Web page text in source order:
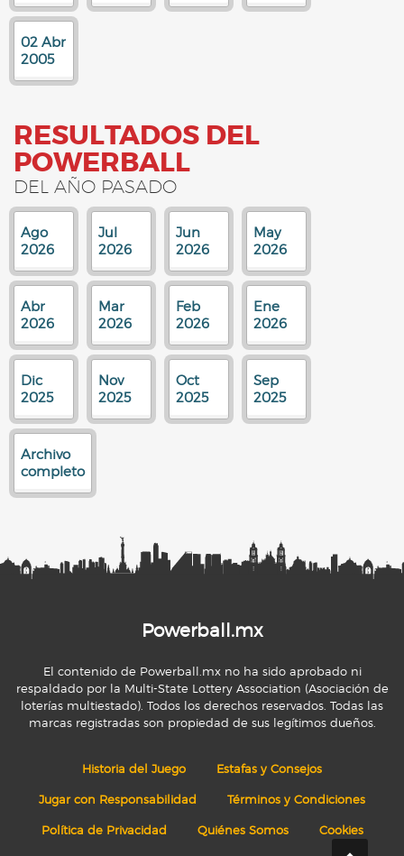
02 Abr
2005
RESULTADOS DEL
POWERBALL
DEL AÑO PASADO
Ago
2026
Jul
2026
Jun
2026
May
2026
Abr
2026
Mar
2026
Feb
2026
Ene
2026
Dic
2025
Nov
2025
Oct
2025
Sep
2025
Archivo
completo
Powerball.mx
El contenido de Powerball.mx no ha sido aprobado ni
respaldado por la Multi-State Lottery Association (Asociación de
loterías multiestado). Todos los derechos reservados. Todas las
marcas registradas son propiedad de sus legítimos dueños.
Historia del Juego Estafas y Consejos
Jugar con Responsabilidad Términos y Condiciones
Política de Privacidad Quiénes Somos Cookies